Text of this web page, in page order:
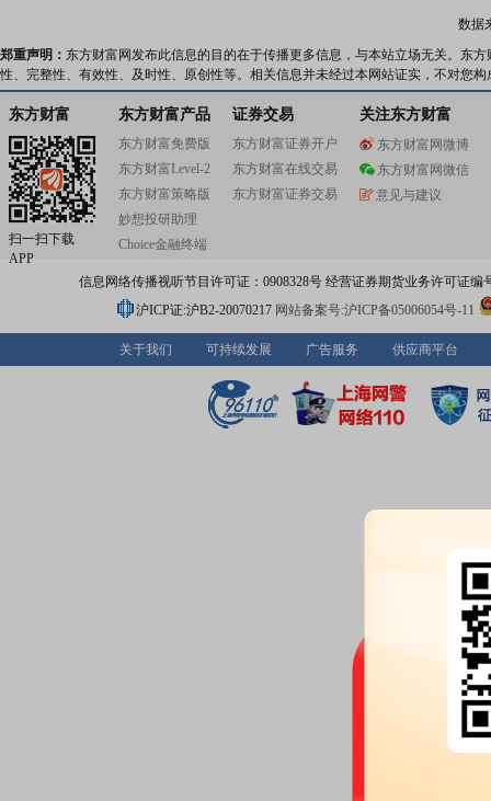
2026-07-10
股权质押：
截止2026年07月10
亿股，质押总笔数5笔
2026-07-03
股权质押：截止2026年07月03
2026-06-26
股权质押：截止2026年06月26
2026年06月25日发布
2026年06月24日因“连
数据
郑重声明： 东方财富网发布此信息的目的在于传播更多信息，与本站立场无关。东
性、完整性、有效性、及时性、原创性等。相关信息并未经过本网站证实，不对您
东方财富
扫一扫下载
APP
东方财富产品
东方财富免费版
东方财富Level-2
东方财富策略版
妙想投研助理
Choice金融终端
证券交易
东方财富证券开户
东方财富在线交易
东方财富证券交易
关注东方财富
东方财富网微博
东方财富网微信
意见与建议
信息网络传播视听节目许可证：0908328号 经营证券期货业务许可证编
沪ICP证:沪B2-20070217 网站备案号:沪ICP备05006054号-11
关于我们 可持续发展 广告服务 供应商平台